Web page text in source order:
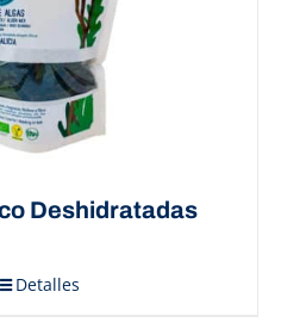
Deshidratadas
Detalles